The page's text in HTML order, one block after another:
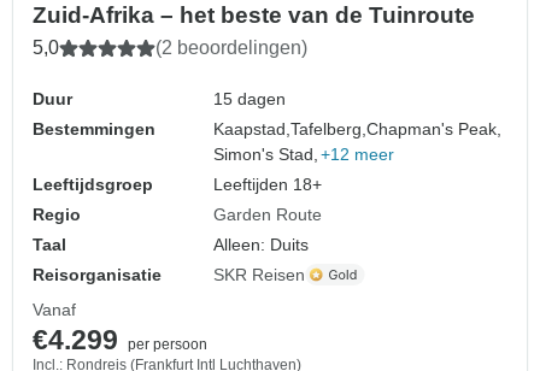
Zuid-Afrika – het beste van de Tuinroute
5,0 (2 beoordelingen)
Duur
15 dagen
Bestemmingen
Kaapstad,Tafelberg,Chapman's Peak,
Simon's Stad, +12 meer
Leeftijdsgroep
Leeftijden 18+
Regio
Garden Route
Taal
Alleen: Duits
Reisorganisatie
SKR Reisen
Vanaf
€4.299
per persoon
Incl.: Rondreis (Frankfurt Intl Luchthaven)